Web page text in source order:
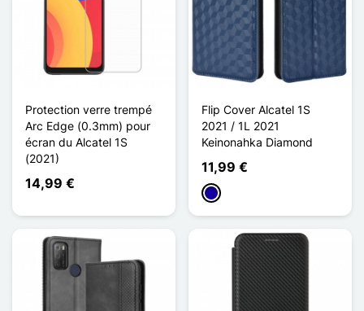
Protection verre trempé
Arc Edge (0.3mm) pour
écran du Alcatel 1S
(2021)
14,99 €
Flip Cover Alcatel 1S
2021 / 1L 2021
Keinonahka Diamond
11,99 €
Bleu Foncé